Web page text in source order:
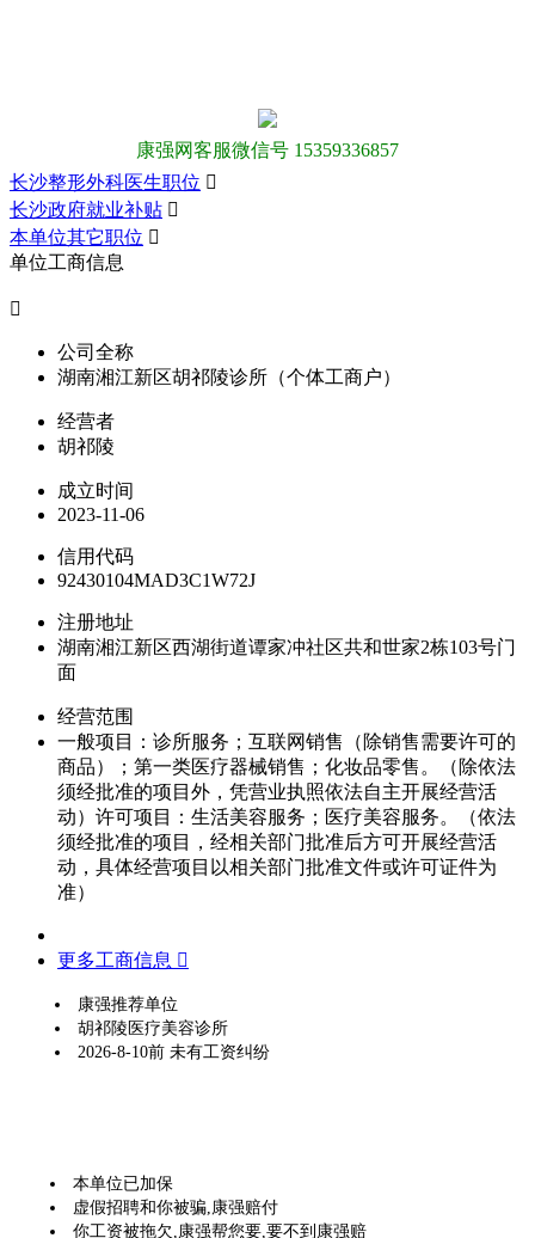
康强网客服微信号 15359336857
长沙整形外科医生职位 
长沙政府就业补贴 
本单位其它职位 
单位工商信息

公司全称
湖南湘江新区胡祁陵诊所（个体工商户）
经营者
胡祁陵
成立时间
2023-11-06
信用代码
92430104MAD3C1W72J
注册地址
湖南湘江新区西湖街道谭家冲社区共和世家2栋103号门
面
经营范围
一般项目：诊所服务；互联网销售（除销售需要许可的
商品）；第一类医疗器械销售；化妆品零售。（除依法
须经批准的项目外，凭营业执照依法自主开展经营活
动）许可项目：生活美容服务；医疗美容服务。（依法
须经批准的项目，经相关部门批准后方可开展经营活
动，具体经营项目以相关部门批准文件或许可证件为
准）
更多工商信息 
康强推荐单位
胡祁陵医疗美容诊所
2026-8-10前 未有工资纠纷
本单位已加保
虚假招聘和你被骗,康强赔付
你工资被拖欠,康强帮您要,要不到康强赔